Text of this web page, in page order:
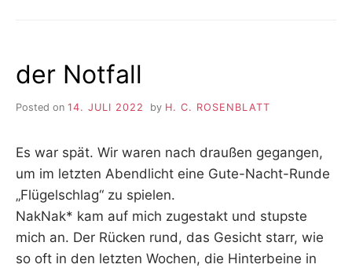
der Notfall
Posted on 14. JULI 2022 by H. C. ROSENBLATT
Es war spät. Wir waren nach draußen gegangen,
um im letzten Abendlicht eine Gute-Nacht-Runde
„Flügelschlag“ zu spielen.
NakNak* kam auf mich zugestakt und stupste
mich an. Der Rücken rund, das Gesicht starr, wie
so oft in den letzten Wochen, die Hinterbeine in